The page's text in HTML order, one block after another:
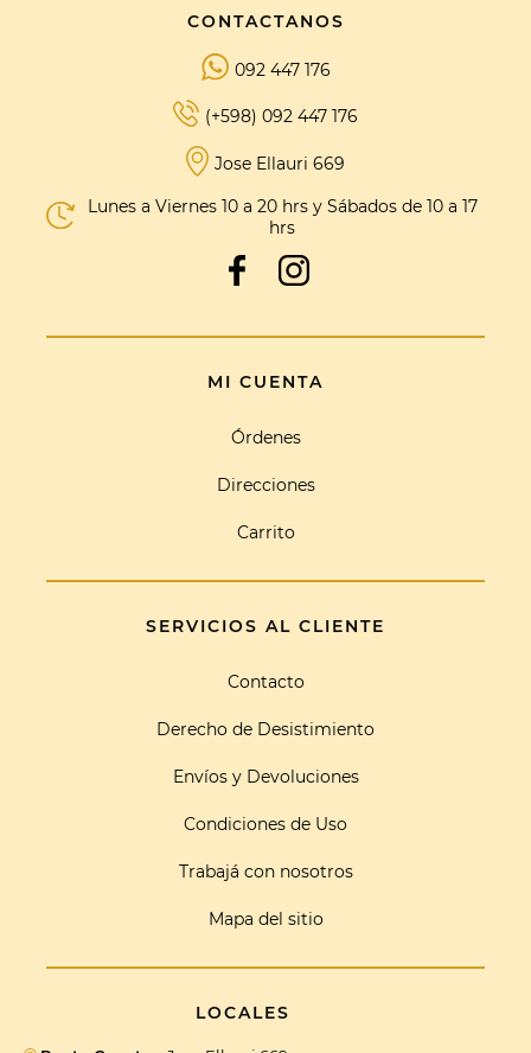
CONTACTANOS
092 447 176
(+598) 092 447 176
Jose Ellauri 669
Lunes a Viernes 10 a 20 hrs y Sábados de 10 a 17
hrs
MI CUENTA
Órdenes
Direcciones
Carrito
SERVICIOS AL CLIENTE
Contacto
Derecho de Desistimiento
Envíos y Devoluciones
Condiciones de Uso
Trabajá con nosotros
Mapa del sitio
LOCALES